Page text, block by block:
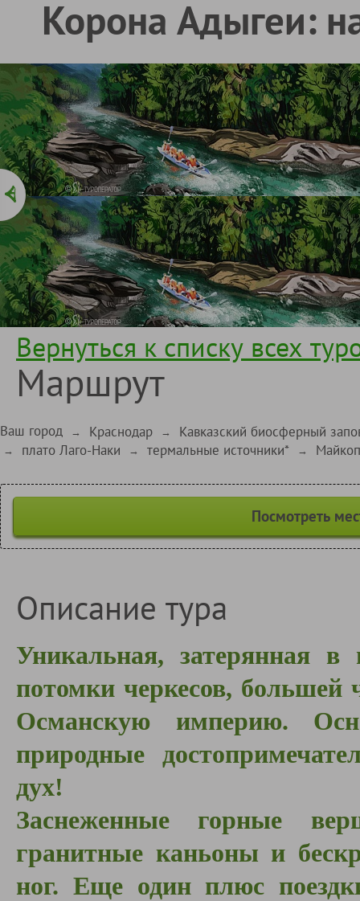
Корона Адыгеи:
Вернуться к списку всех
Маршрут
Ваш город → Краснодар → Кавказский биосферный
→ плато Лаго-Наки → термальные источники* → Майкоп
Посмотреть
Описание тура
Уникальная, затерянная
потомки черкесов,
Османскую империю.
природные
дух!
Заснеженные горные
гранитные каньоны и
ног. Еще один плюс